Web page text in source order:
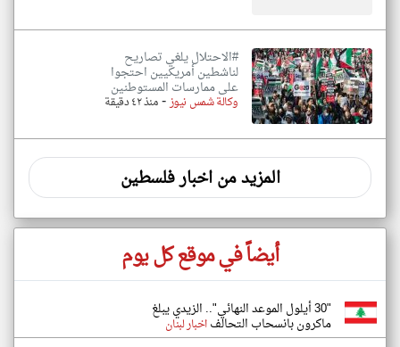
#الاحتلال يلغي تصاريح
لناشطين أمريكيين احتجوا
على ممارسات المستوطنين
وكالة شمس نيوز-منذ ٤٢ دقيقة
المزيد من اخبار فلسطين
أيضاً في موقع كل يوم
"30 أيلول الموعد النهائي".. الزيدي يبلغ
ماكرون بانسحاب التحالفاخبار لبنان